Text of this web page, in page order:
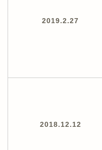
2019.2.27
2018.12.12